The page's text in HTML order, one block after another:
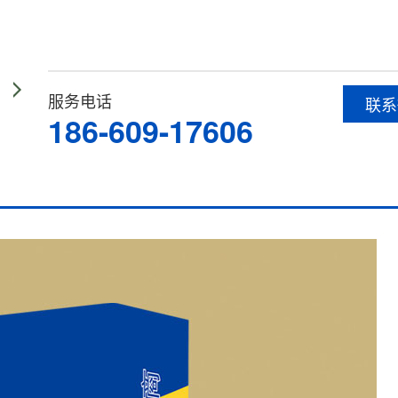
联
服务电话
186-609-17606